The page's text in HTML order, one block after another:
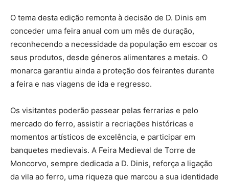
O tema desta edição remonta à decisão de D. Dinis em
conceder uma feira anual com um mês de duração,
reconhecendo a necessidade da população em escoar os
seus produtos, desde géneros alimentares a metais. O
monarca garantiu ainda a proteção dos feirantes durante
a feira e nas viagens de ida e regresso.
Os visitantes poderão passear pelas ferrarias e pelo
mercado do ferro, assistir a recriações históricas e
momentos artísticos de excelência, e participar em
banquetes medievais. A Feira Medieval de Torre de
Moncorvo, sempre dedicada a D. Dinis, reforça a ligação
da vila ao ferro, uma riqueza que marcou a sua identidade